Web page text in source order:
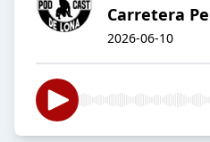
Carretera
2026-06-10